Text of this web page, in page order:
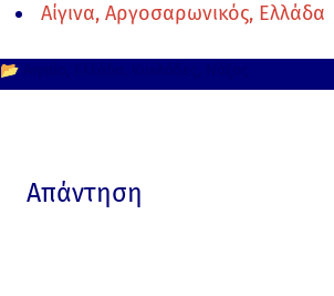
Αίγινα, Αργοσαρωνικός, Ελλάδα
📂
Απάντηση